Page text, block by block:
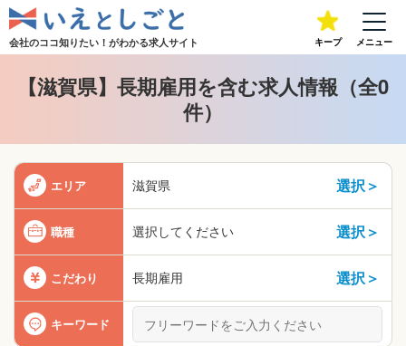
会社のココ知りたい！がわかる求人サイト キープ メニュー
【滋賀県】長期雇用を含む求人情報（全0
件）
エリア 滋賀県 選択＞
職種 選択してください 選択＞
こだわり 長期雇用 選択＞
キーワード